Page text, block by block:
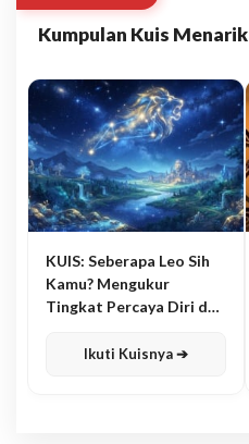
Kumpulan Kuis Menarik
KUIS: Seberapa Leo Sih
Kamu? Mengukur
Tingkat Percaya Diri dan
Ikuti Kuisnya ➔